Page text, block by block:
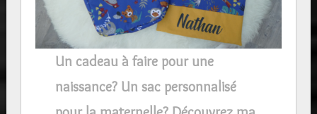
Un cadeau à faire pour une
naissance? Un sac personnalisé